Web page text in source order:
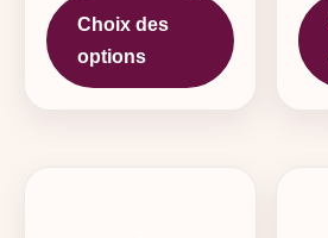
Choix des
options